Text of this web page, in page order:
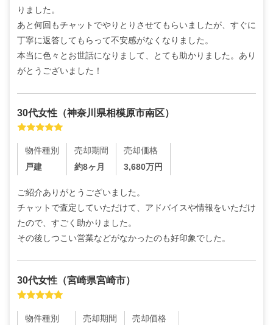
りました。
あと何回もチャットでやりとりさせてもらいましたが、すぐに
丁寧に返答してもらって不安感がなくなりました。
本当に色々とお世話になりまして、とても助かりました。あり
がとうございました！
30代女性 （神奈川県相模原市南区）
物件種別
戸建
売却期間
約8ヶ月
売却価格
3,680万円
ご紹介ありがとうございました。
チャットで査定していただけて、アドバイスや情報をいただけ
たので、すごく助かりました。
その後しつこい営業などがなかったのも好印象でした。
30代女性 （宮崎県宮崎市）
物件種別
売却期間
売却価格